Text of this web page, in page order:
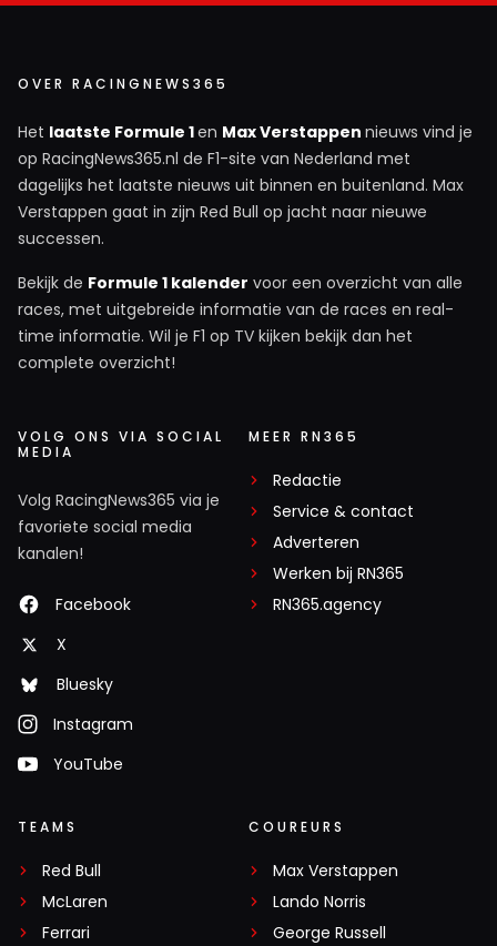
OVER RACINGNEWS365
Het laatste Formule 1en Max Verstappen nieuws vind je
op RacingNews365.nl de F1-site van Nederland met
dagelijks het laatste nieuws uit binnen en buitenland. Max
Verstappen gaat in zijn Red Bull op jacht naar nieuwe
successen.
Bekijk de Formule 1 kalender voor een overzicht van alle
races, met uitgebreide informatie van de races en real-
time informatie. Wil je F1 op TV kijken bekijk dan het
complete overzicht!
VOLG ONS VIA SOCIAL
MEDIA
Volg RacingNews365 via je
favoriete social media
kanalen!
Facebook
X
Bluesky
Instagram
YouTube
MEER RN365
Redactie
Service & contact
Adverteren
Werken bij RN365
RN365.agency
TEAMS
Red Bull
McLaren
Ferrari
COUREURS
Max Verstappen
Lando Norris
George Russell